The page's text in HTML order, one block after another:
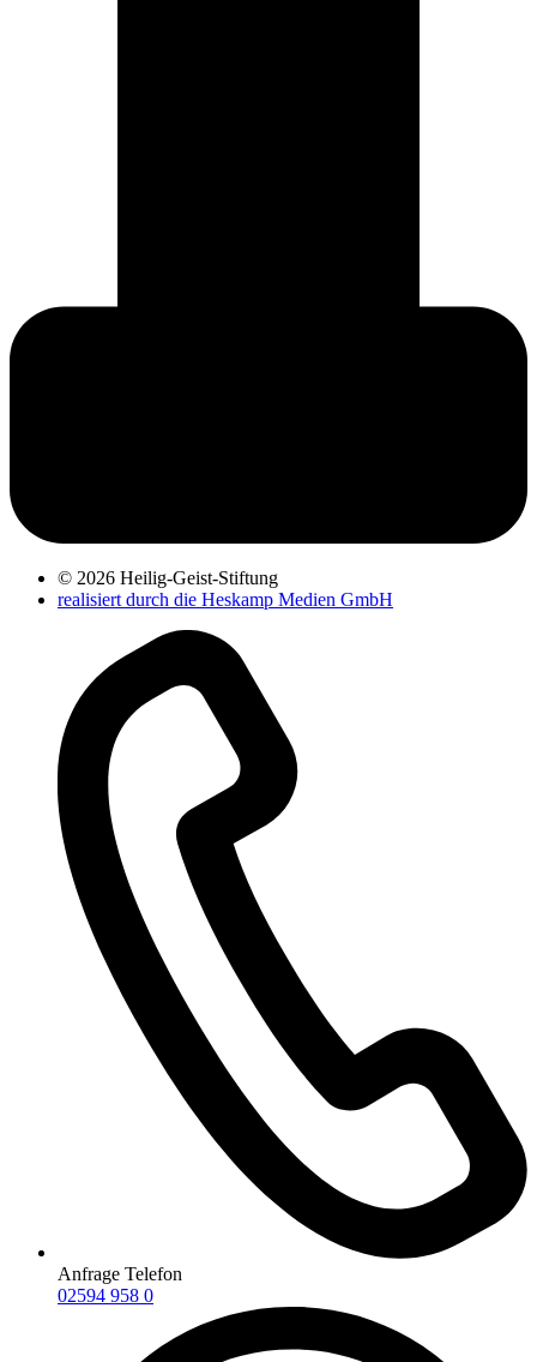
© 2026 Heilig-Geist-Stiftung
realisiert durch die Heskamp Medien GmbH
Anfrage Telefon
02594 958 0